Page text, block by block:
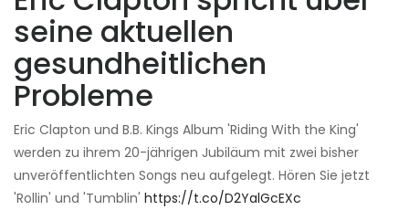
seine aktuellen
gesundheitlichen
Probleme
Eric Clapton und B.B. Kings Album 'Riding With the King'
werden zu ihrem 20-jährigen Jubiläum mit zwei bisher
unveröffentlichten Songs neu aufgelegt. Hören Sie jetzt
'Rollin' und 'Tumblin' https://t.co/D2YalGcEXc